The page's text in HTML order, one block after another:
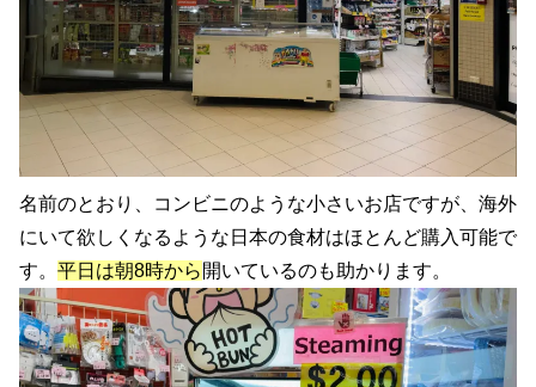
名前のとおり、コンビニのような小さいお店ですが、海外
にいて欲しくなるような日本の食材はほとんど購入可能で
す。 平日は朝8時から 開いているのも助かります。